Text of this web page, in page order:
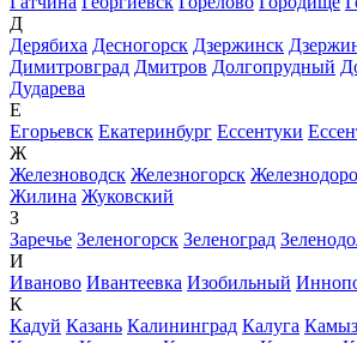
Д
Дерябиха Десногорск Дзержинск
Димитровград Дмитров Долгопрудный
Дударева
Е
Егорьевск Екатеринбург Ессентуки
Ж
Железноводск Железногорск
Жилина Жуковский
З
Заречье Зеленогорск Зеленоград
И
Иваново Ивантеевка Изобильный
К
Кадуй Казань Калининград Калуга